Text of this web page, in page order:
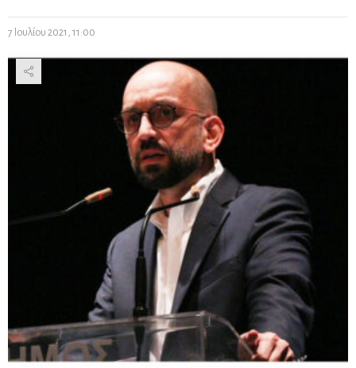
7 Ιουλίου 2021, 11:00